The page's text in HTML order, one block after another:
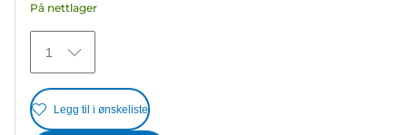
45
omtaler
På nettlager
1
Legg til i ønskeliste